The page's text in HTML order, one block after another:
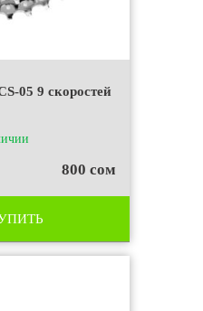
05 9 скоростей
800 сом